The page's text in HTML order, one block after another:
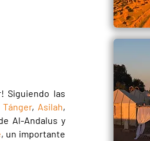
Siguiendo las
Tánger, Asilah,
Al-Andalus y
, un importante